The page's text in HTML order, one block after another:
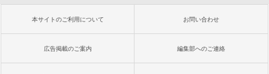
￥99
1冊ですべて身につくHTML & CSSとWe
bデザイン入門講座［第2版］
るさ自動調整、色調調節ライト、12週間
持続バッテリー、広告なし、メタリック
本サイトのご利用について お問い合わせ
広告掲載のご案内 編集部へのご連絡